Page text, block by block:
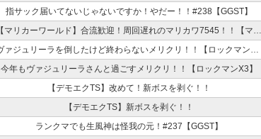
指サック届いてないじゃないですか！やだー！！#238【GGST】
【マリカーワールド】合流歓迎！周回遅れのマリカワ7545！！【マリオカートワールド】
ヴァジュリーラを倒したけど終わらないメリクリ！！【ロックマンX3】
今年もヴァジュリーラさんと過ごすメリクリ！！【ロックマンX3】
【デモエクTS】改めて！新ボスを剥ぐ！！
【デモエクTS】新ボスを剥ぐ！！
ランクマでも生風神は怪我の元！#237【GGST】